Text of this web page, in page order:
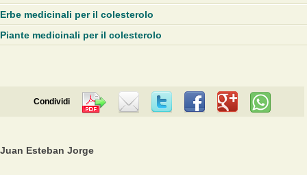
Erbe medicinali per il colesterolo
Piante medicinali per il colesterolo
Condividi
Juan Esteban Jorge